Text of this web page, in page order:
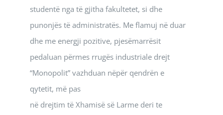
studentë nga të gjitha fakultetet, si dhe
punonjës të administratës. Me flamuj në duar
dhe me energji pozitive, pjesëmarrësit
pedaluan përmes rrugës industriale drejt
“Monopolit” vazhduan nëpër qendrën e
qytetit, më pas
në drejtim të Xhamisë së Larme deri te